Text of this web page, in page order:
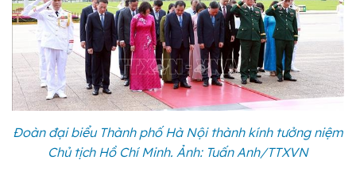
Đoàn đại biểu Thành phố Hà Nội thành kính tưởng niệm
Chủ tịch Hồ Chí Minh. Ảnh: Tuấn Anh/TTXVN